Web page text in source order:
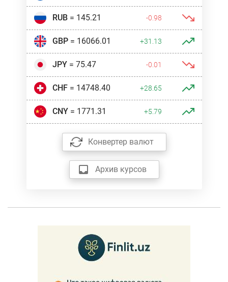
RUB= 145.21 -0.98
GBP= 16066.01 +31.13
JPY= 75.47 -0.01
CHF= 14748.40 +28.65
CNY= 1771.31 +5.79
Конвертер валют
Архив курсов